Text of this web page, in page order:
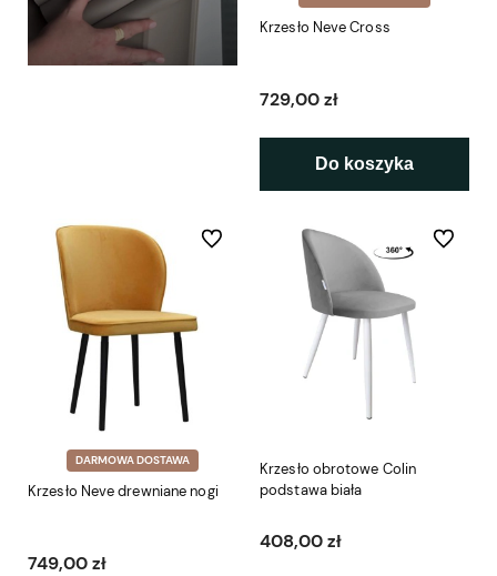
Krzesło Neve Cross
729,00 zł
Do koszyka
DARMOWA DOSTAWA
Krzesło Neve drewniane nogi
749,00 zł
Do ulubionych
Krzesło obrotowe Colin
podstawa biała
408,00 zł
Do